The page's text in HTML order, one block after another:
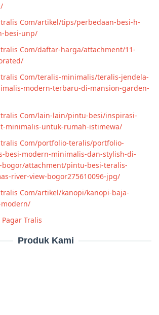
Com/artikel/tips/perbedaan-besi-h-
besi-unp/
Com/daftar-harga/attachment/11-
Com/teralis-minimalis/teralis-jendela-
modern-terbaru-di-mansion-garden-
Com/lain-lain/pintu-besi/inspirasi-
minimalis-untuk-rumah-istimewa/
Com/portfolio-teralis/portfolio-
besi-modern-minimalis-dan-stylish-di-
bogor/attachment/pintu-besi-teralis-
river-view-bogor275610096-jpg/
Com/artikel/kanopi/kanopi-baja-
Tralis
Produk Kami